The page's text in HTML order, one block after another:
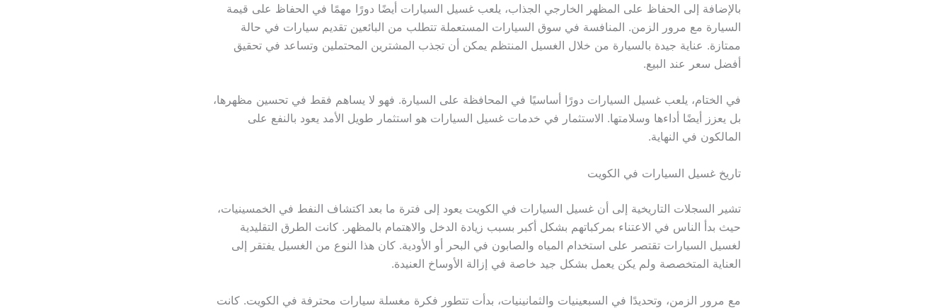
بالإضافة إلى الحفاظ على المظهر الخارجي الجذاب، يلعب غسيل السيارات أيضًا دورًا مهمًا في الحفاظ على قيمة
السيارة مع مرور الزمن. المنافسة في سوق السيارات المستعملة تتطلب من البائعين تقديم سيارات في حالة
ممتازة. عناية جيدة بالسيارة من خلال الغسيل المنتظم يمكن أن تجذب المشترين المحتملين وتساعد في تحقيق
أفضل سعر عند البيع.
في الختام، يلعب غسيل السيارات دورًا أساسيًا في المحافظة على السيارة. فهو لا يساهم فقط في تحسين مظهرها،
بل يعزز أيضًا أداءها وسلامتها. الاستثمار في خدمات غسيل السيارات هو استثمار طويل الأمد يعود بالنفع على
المالكون في النهاية.
تاريخ غسيل السيارات في الكويت
تشير السجلات التاريخية إلى أن غسيل السيارات في الكويت يعود إلى فترة ما بعد اكتشاف النفط في الخمسينيات،
حيث بدأ الناس في الاعتناء بمركباتهم بشكل أكبر بسبب زيادة الدخل والاهتمام بالمظهر. كانت الطرق التقليدية
لغسيل السيارات تقتصر على استخدام المياه والصابون في البحر أو الأودية. كان هذا النوع من الغسيل يفتقر إلى
العناية المتخصصة ولم يكن يعمل بشكل جيد خاصة في إزالة الأوساخ العنيدة.
مع مرور الزمن، وتحديدًا في السبعينيات والثمانينيات، بدأت تتطور فكرة مغسلة سيارات محترفة في الكويت. كانت